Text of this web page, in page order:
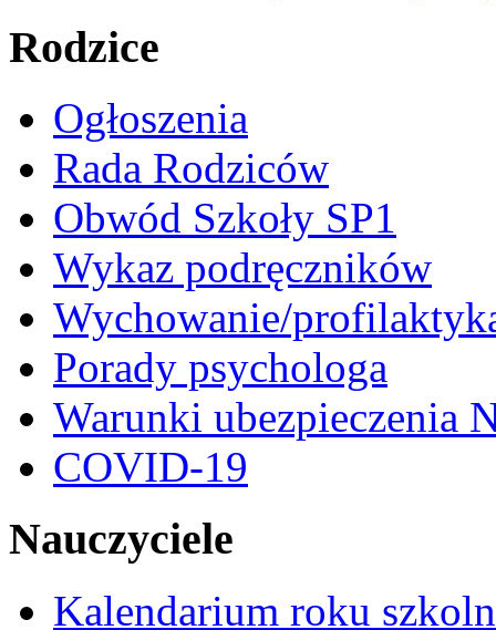
Rodzice
Ogłoszenia
Rada Rodziców
Obwód Szkoły SP1
Wykaz podręczników
Wychowanie/
Porady psychologa
Warunki ubezpieczenia
COVID-19
Nauczyciele
Kalendarium roku